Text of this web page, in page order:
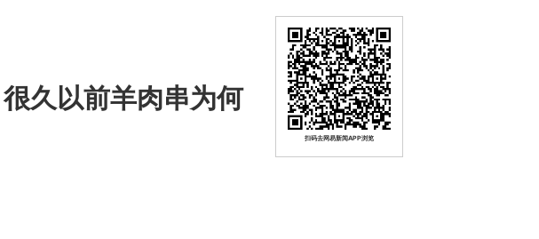
久以前羊肉串为何
扫码去网易新闻APP浏览